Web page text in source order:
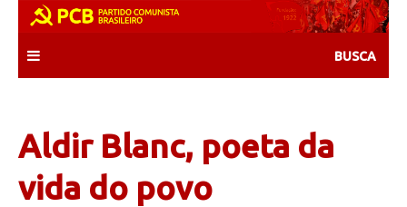
content
Aldir Blanc, poeta da
vida do povo